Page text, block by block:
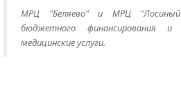
МРЦ "Беляево" и МРЦ
бюджетного финансирования
медицинские услуги.